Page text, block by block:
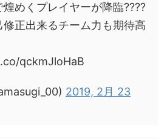
煌めくプレイヤーが降臨????
正出来るチーム力も期待高
qckmJloHaB
2019, 2月 23